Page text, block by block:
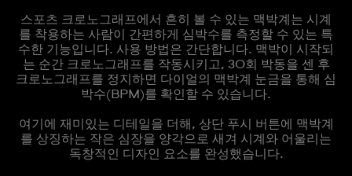
스포츠 크로노그래프에서 흔히 볼 수 있는 맥박계는 시계
를 착용하는 사람이 간편하게 심박수를 측정할 수 있는 특
수한 기능입니다. 사용 방법은 간단합니다. 맥박이 시작되
는 순간 크로노그래프를 작동시키고, 30회 박동을 센 후
크로노그래프를 정지하면 다이얼의 맥박계 눈금을 통해 심
박수(BPM)를 확인할 수 있습니다.
여기에 재미있는 디테일을 더해, 상단 푸시 버튼에 맥박계
를 상징하는 작은 심장을 양각으로 새겨 시계와 어울리는
독창적인 디자인 요소를 완성했습니다.